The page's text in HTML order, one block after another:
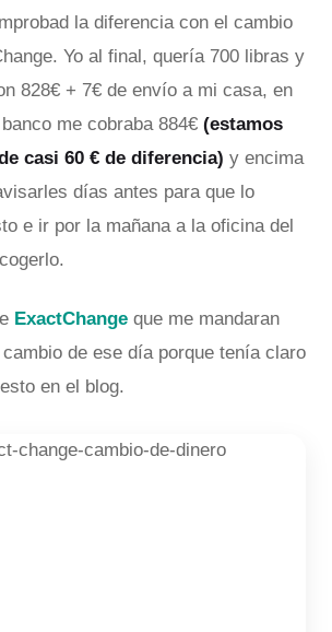
la diferencia con el cambio
Yo al final, quería 700 libras y
828€ + 7€ de envío a mi casa, en
me cobraba 884€ (estamos
casi 60 € de diferencia) y encima
días antes para que lo
e ir por la mañana a la oficina del
ExactChange que me mandaran
de ese día porque tenía claro
en el blog.